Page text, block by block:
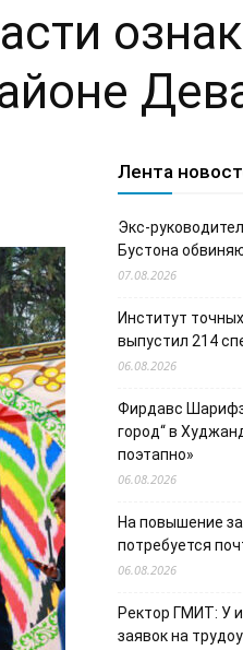
Лента
Экс-
Бустона
07.08.2026
Институт
выпустил 214
06.08.2026
Фирдавс
город“ в
поэтапно»
06.08.2026
На повышение
потребуется
06.08.2026
Ректор ГМИТ: У
заявок на